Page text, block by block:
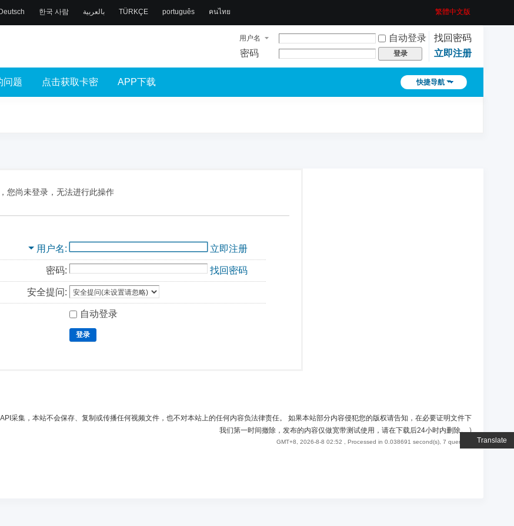
Translate
Deutsch 한국 사람 بالعربية TÜRKÇE português คนไทย 繁體中文版
用户名 自动登录
找回密码
密码
登录 立即注册
快捷导航
问题 点击获取卡密 APP下载
您尚未登录，无法进行此操作
用户名 立即注册
密码: 找回密码
安全提问:
自动登录
登录
采集，本站不会保存、复制或传播任何视频文件，也不对本站上的任何内容负法律责任。 如果本站部分内容侵犯您的版权请告知，在必要证明文件下
我们第一时间撤除，发布的内容仅做宽带测试使用，请在下载后24小时内删除。)
GMT+8, 2026-8-8 02:52 , Processed in 0.038691 second(s), 7 queries .